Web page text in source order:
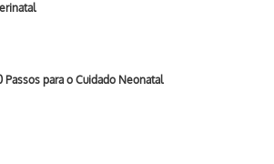
Passos para o Cuidado Neonatal